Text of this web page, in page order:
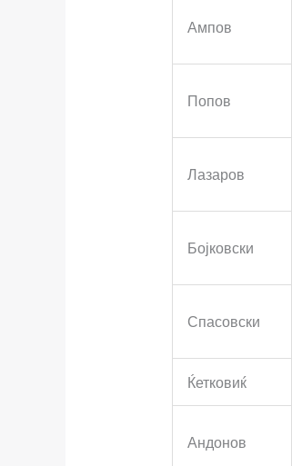
Ампов
Попов
Лазаров
Бојковски
Спасовски
Ќетковиќ
Андонов